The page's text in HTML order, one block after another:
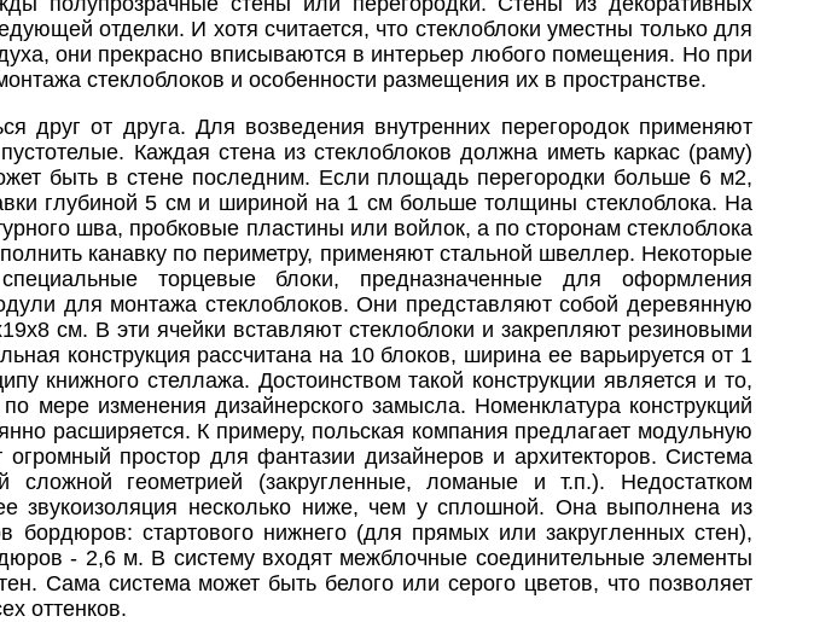
отделки. И хотя считается, что стеклоблоки уместны только для
они прекрасно вписываются в интерьер любого помещения. Но при
стеклоблоков и особенности размещения их в пространстве.
друг от друга. Для возведения внутренних перегородок применяют
Каждая стена из стеклоблоков должна иметь каркас (раму)
быть в стене последним. Если площадь перегородки больше 6 м2,
глубиной 5 см и шириной на 1 см больше толщины стеклоблока. На
шва, пробковые пластины или войлок, а по сторонам стеклоблока
канавку по периметру, применяют стальной швеллер. Некоторые
торцевые блоки, предназначенные для оформления
для монтажа стеклоблоков. Они представляют собой деревянную
см. В эти ячейки вставляют стеклоблоки и закрепляют резиновыми
конструкция рассчитана на 10 блоков, ширина ее варьируется от 1
книжного стеллажа. Достоинством такой конструкции является и то,
мере изменения дизайнерского замысла. Номенклатура конструкций
расширяется. К примеру, польская компания предлагает модульную
огромный простор для фантазии дизайнеров и архитекторов. Система
сложной геометрией (закругленные, ломаные и т.п.). Недостатком
звукоизоляция несколько ниже, чем у сплошной. Она выполнена из
бордюров: стартового нижнего (для прямых или закругленных стен),
- 2,6 м. В систему входят межблочные соединительные элементы
Сама система может быть белого или серого цветов, что позволяет
оттенков.